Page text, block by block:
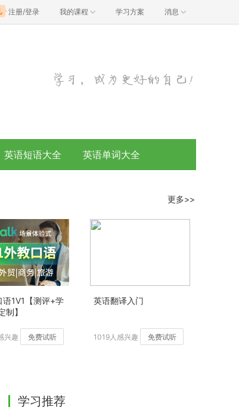
注册/登录 我的课程 学习方案 消息
英语短语大全 英语单词大全
更多>>
语1V1【测评+学
制】
兴趣 免费试听
英语翻译入门
1019人感兴趣 免费试听
学习推荐